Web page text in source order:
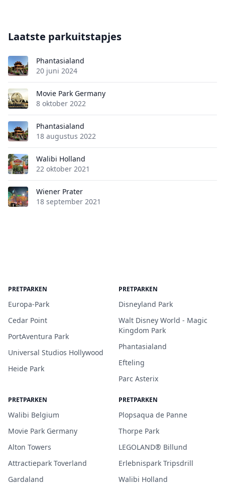
Laatste parkuitstapjes
Phantasialand
20 juni 2024
Movie Park Germany
8 oktober 2022
Phantasialand
18 augustus 2022
Walibi Holland
22 oktober 2021
Wiener Prater
18 september 2021
PRETPARKEN
Europa-Park
Cedar Point
PortAventura Park
Universal Studios Hollywood
Heide Park
PRETPARKEN
Disneyland Park
Walt Disney World - Magic
Kingdom Park
Phantasialand
Efteling
Parc Asterix
PRETPARKEN
Walibi Belgium
Movie Park Germany
Alton Towers
Attractiepark Toverland
Gardaland
PRETPARKEN
Plopsaqua de Panne
Thorpe Park
LEGOLAND® Billund
Erlebnispark Tripsdrill
Walibi Holland